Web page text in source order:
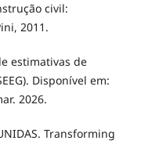
civil:
2011.
estimativas de
Disponível em:
2026.
Transforming